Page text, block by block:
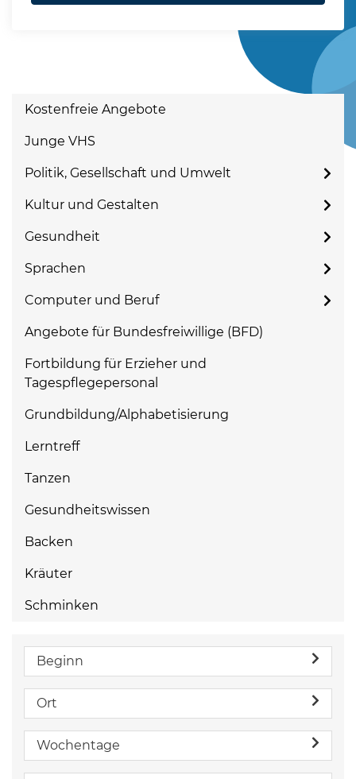
Kostenfreie Angebote
Junge VHS
Politik, Gesellschaft und Umwelt
Kultur und Gestalten
Gesundheit
Sprachen
Computer und Beruf
Angebote für Bundesfreiwillige (BFD)
Fortbildung für Erzieher und
Tagespflegepersonal
Grundbildung/Alphabetisierung
Lerntreff
Tanzen
Gesundheitswissen
Backen
Kräuter
Schminken
Beginn
Ort
Wochentage